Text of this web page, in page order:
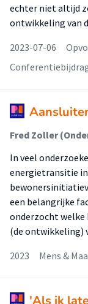
echter niet altijd
ontwikkeling van
2023-07-06
Fred Zoller
In veel
energietransitie
een belangrijke
onderzocht welke
(de ontwikkeling)
2023
Mens &
'Als ik